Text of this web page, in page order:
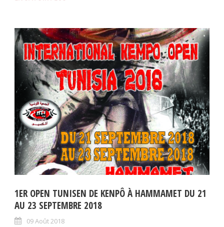
1ER OPEN TUNISEN DE KENPÔ À HAMMAMET DU 21
AU 23 SEPTEMBRE 2018
09 Août 2018